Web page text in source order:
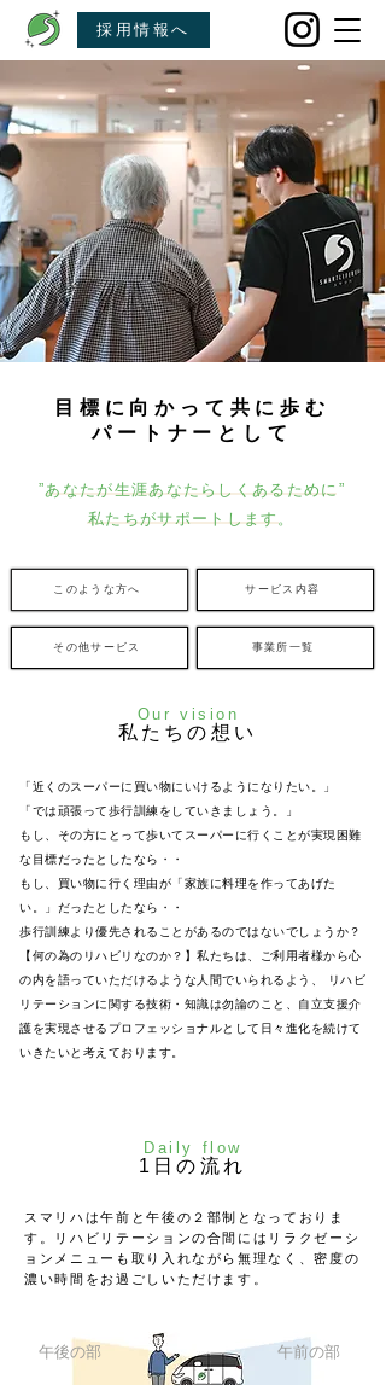
採用情報へ
​私たちの想い
Our vision
「近くのスーパーに買い物にいけるようになりたい。」
「では頑張って歩行訓練をしていきましょう。」
もし、その方にとって歩いてスーパーに行くことが実現困難
な目標だったとしたなら・・
もし、買い物に行く理由が「家族に料理を作ってあげた
い。」だったとしたなら・・
歩行訓練より優先されることがあるのではないでしょうか？
【何の為のリハビリなのか？】私たちは、ご利用者様から心
の内を語っていただけるような人間でいられるよう、 リハビ
リテーションに関する技術・知識は勿論のこと、自立支援介
護を実現させるプロフェッショナルとして日々進化を続けて
いきたいと考えております。
目標に向かって共に歩む
​パートナーとして
”あなたが生涯あなたらしくあるために”
​私たちがサポートします。
このような方へ サービス内容
その他サービス 事業所一覧
​1日の流れ
Daily flow
スマリハは午前と午後の２部制となっておりま
す。リハビリテーションの合間にはリラクゼーシ
ョンメニューも取り入れながら無理なく、密度の
濃い時間をお過ごしいただけます。
​午前の部
午後の部